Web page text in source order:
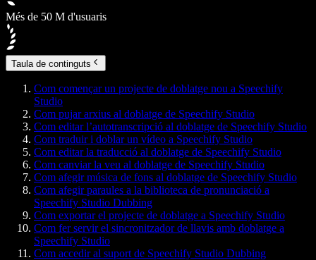
Més de 50 M d'usuaris
Taula de continguts
Com començar un projecte de doblatge nou a Speechify
Studio
Com pujar arxius al doblatge de Speechify Studio
Com editar l’autotranscripció al doblatge de Speechify Studio
Com traduir i doblar un vídeo a Speechify Studio
Com editar la traducció al doblatge de Speechify Studio
Com canviar la veu al doblatge de Speechify Studio
Com afegir música de fons al doblatge de Speechify Studio
Com afegir paraules a la biblioteca de pronunciació a
Speechify Studio Dubbing
Com exportar el projecte de doblatge a Speechify Studio
Com fer servir el sincronitzador de llavis amb doblatge a
Speechify Studio
Com accedir al suport de Speechify Studio Dubbing